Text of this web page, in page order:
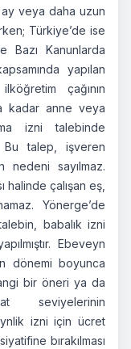
veya daha uzun
Türkiye’de ise
Bazı Kanunlarda
yapılan
çağının
kadar anne veya
izni talebinde
Bu talep, işveren
nedeni sayılmaz.
halinde çalışan eş,
Yönerge’de
babalık izni
Ebeveyn
dönemi boyunca
bir öneri ya da
seviyelerinin
izni için ücret
bırakılması